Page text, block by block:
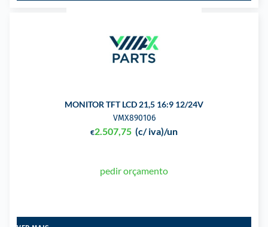
MONITOR TFT LCD 21,5 16:9 12/24V
VMX890106
€2.507,75 (c/ iva)/un
pedir orçamento